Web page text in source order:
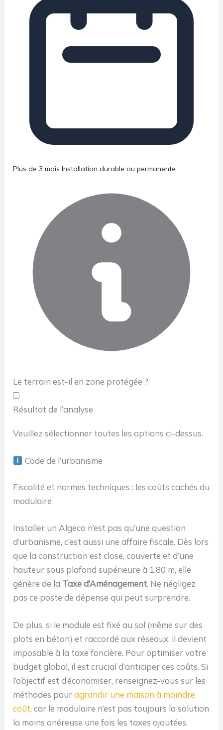
Plus de 3 mois Installation durable ou permanente
Le terrain est-il en zone protégée ?
Résultat de l’analyse
Veuillez sélectionner toutes les options ci-dessus.
Code de l’urbanisme
Fiscalité et normes techniques : les coûts cachés du
modulaire
Installer un Algeco n’est pas qu’une question
d’urbanisme, c’est aussi une affaire fiscale. Dès lors
que la construction est close, couverte et d’une
hauteur sous plafond supérieure à 1,80 m, elle
génère de la Taxe d’Aménagement. Ne négligez
pas ce poste de dépense qui peut surprendre.
De plus, si le module est fixé au sol (même sur des
plots en béton) et raccordé aux réseaux, il devient
imposable à la taxe foncière. Pour optimiser votre
budget global, il est crucial d’anticiper ces coûts. Si
l’objectif est d’économiser, renseignez-vous sur les
méthodes pouragrandir une maison à moindre
coût, car le modulaire n’est pas toujours la solution
la moins onéreuse une fois les taxes ajoutées.